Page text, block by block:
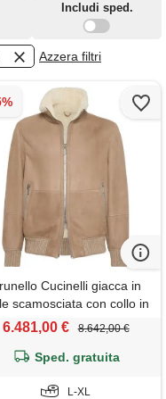
Includi sped.
Azzera filtri
Cucinelli giacca in
scamosciata con collo in
shearling - marrone
6.481,00 € 8.642,00 €
Sped. gratuita
L-XL